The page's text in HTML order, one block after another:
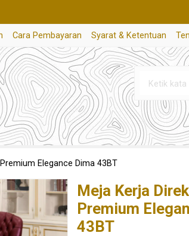
Cara Pembayaran Syarat & Ketentuan
Elegance Dima 43BT
Meja Kerja
Premium
43BT